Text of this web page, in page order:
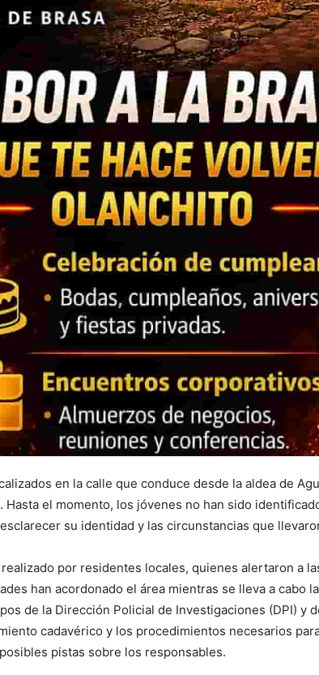
en la calle que conduce desde la aldea de
Hasta el momento, los jóvenes no han sido
su identidad y las circunstancias que
por residentes locales, quienes alertaron a
han acordonado el área mientras se lleva a cabo
de la Dirección Policial de Investigaciones (DPI) y
cadavérico y los procedimientos necesarios
pistas sobre los responsables.